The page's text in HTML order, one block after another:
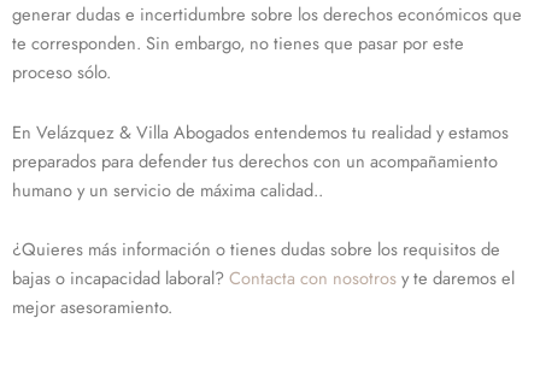
generar dudas e incertidumbre sobre los derechos económicos que
te corresponden. Sin embargo, no tienes que pasar por este
proceso sólo.
En Velázquez & Villa Abogados entendemos tu realidad y estamos
preparados para defender tus derechos con un acompañamiento
humano y un servicio de máxima calidad..
¿Quieres más información o tienes dudas sobre los requisitos de
bajas o incapacidad laboral?Contacta con nosotrosy te daremos el
mejor asesoramiento.